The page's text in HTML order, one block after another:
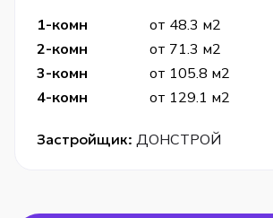
1-комн от 48.3 м2
2-комн
от 71.3 м2
3-комн
от 105.8 м2
4-комн
от 129.1 м2
Застройщик: ДОНСТРОЙ